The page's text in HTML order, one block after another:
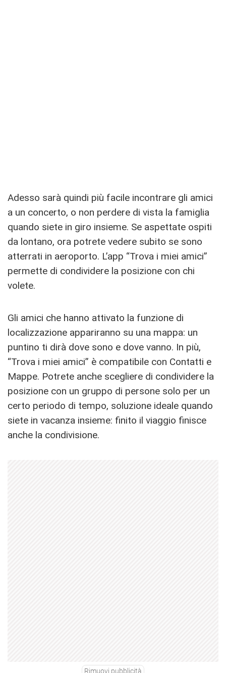
Adesso sarà quindi più facile incontrare gli amici
a un concerto, o non perdere di vista la famiglia
quando siete in giro insieme. Se aspettate ospiti
da lontano, ora potrete vedere subito se sono
atterrati in aeroporto. L’app “Trova i miei amici”
permette di condividere la posizione con chi
volete.
Gli amici che hanno attivato la funzione di
localizzazione appariranno su una mappa: un
puntino ti dirà dove sono e dove vanno. In più,
“Trova i miei amici” è compatibile con Contatti e
Mappe. Potrete anche scegliere di condividere la
posizione con un gruppo di persone solo per un
certo periodo di tempo, soluzione ideale quando
siete in vacanza insieme: finito il viaggio finisce
anche la condivisione.
Rimuovi pubblicità